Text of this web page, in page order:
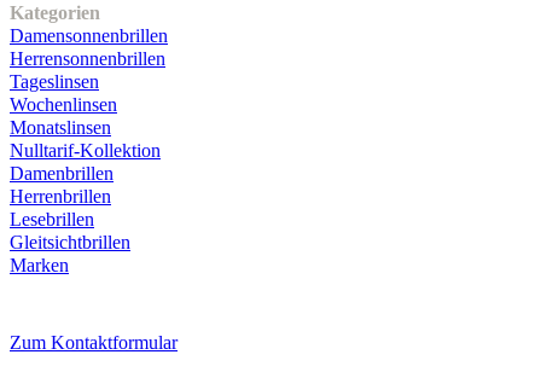
Kategorien
Damensonnenbrillen
Herrensonnenbrillen
Tageslinsen
Wochenlinsen
Monatslinsen
Nulltarif-Kollektion
Damenbrillen
Herrenbrillen
Lesebrillen
Gleitsichtbrillen
Marken
Zum Kontaktformular